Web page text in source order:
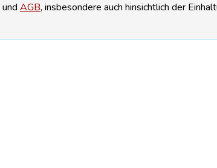
und AGB, insbesondere auch hinsichtlich der